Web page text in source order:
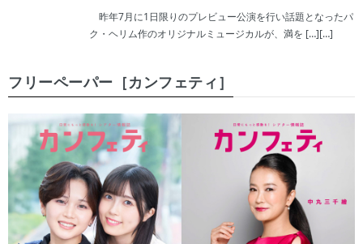
昨年7月に1日限りのプレビュー公演を行い話題となったパ
ク・ヘリム作のオリジナルミュージカルが、満を […][…]
フリーペーパー［カンフェティ］